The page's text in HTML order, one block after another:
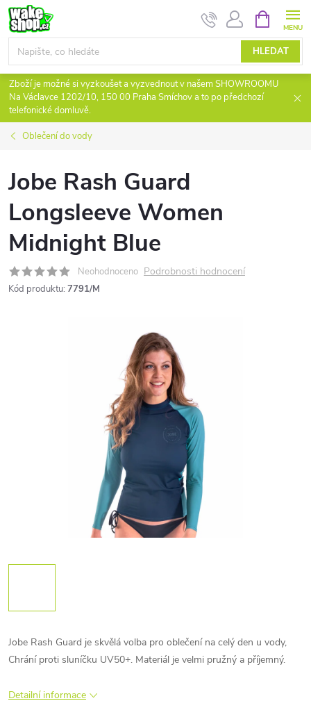
Přejít
na
obsah
HLEDAT
NÁKUPNÍ
KOŠÍK
Zboží je možné si vyzkoušet a vyzvednout v našem SHOWROOMU
Na Václavce 1202/10, 150 00 Praha Smíchov a to po předchozí
telefonické domluvě.
Oblečení do vody
Jobe Rash Guard
Longsleeve Women
Midnight Blue
Neohodnoceno Podrobnosti hodnocení
Kód produktu: 7791/M
Jobe Rash Guard je skvělá volba pro oblečení na celý den u vody,
Chrání proti sluníčku UV50+. Materiál je velmi pružný a příjemný.
Detailní informace